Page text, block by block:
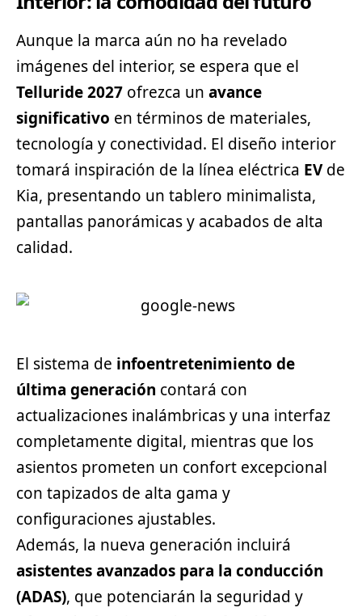
Aunque la marca aún no ha revelado
imágenes del interior, se espera que el
Telluride 2027 ofrezca un avance
significativo en términos de materiales,
tecnología y conectividad. El diseño interior
tomará inspiración de la línea eléctrica EVde
Kia, presentando un tablero minimalista,
pantallas panorámicas y acabados de alta
calidad.
El sistema de infoentretenimiento de
última generación contará con
actualizaciones inalámbricas y una interfaz
completamente digital, mientras que los
asientos prometen un confort excepcional
con tapizados de alta gama y
configuraciones ajustables.
Además, la nueva generación incluirá
asistentes avanzados para la conducción
(ADAS), que potenciarán la seguridad y